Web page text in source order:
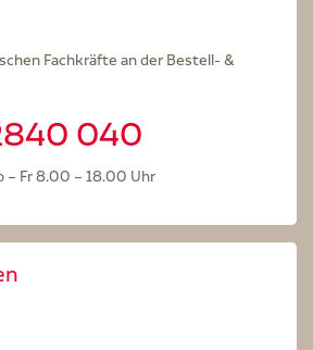
Fachkräfte an der Bestell- &
040
– Fr 8.00 – 18.00 Uhr